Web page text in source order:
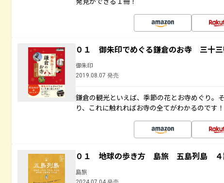
０１ 御朱印でめぐる鎌倉のお寺 三十
御朱印
2019.08.07 発売
鎌倉の観光といえば、季節の花とお寺めぐり。
り、これに触れればお寺の全てがわかるのです！
０１ 地球の歩き方 島旅 五島列島 ４
島旅